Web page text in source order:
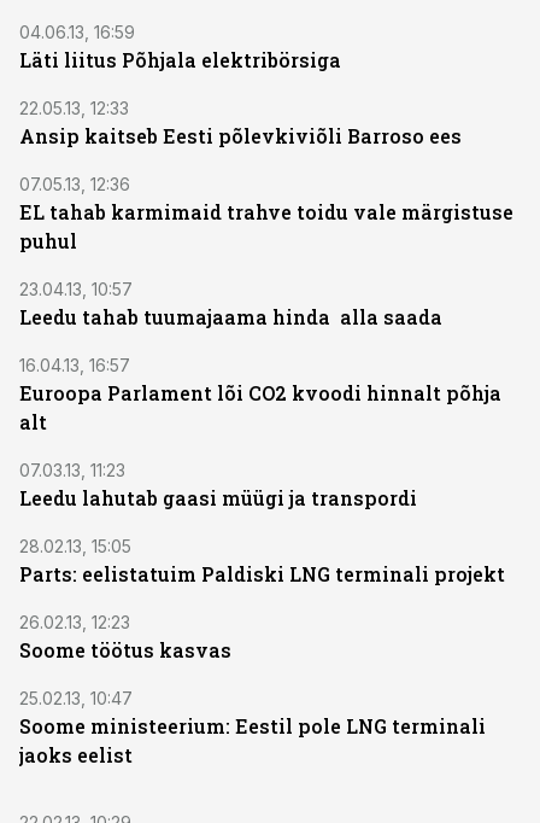
04.06.13, 16:59
Läti liitus Põhjala elektribörsiga
22.05.13, 12:33
Ansip kaitseb Eesti põlevkiviõli Barroso ees
07.05.13, 12:36
EL tahab karmimaid trahve toidu vale märgistuse
puhul
23.04.13, 10:57
Leedu tahab tuumajaama hinda alla saada
16.04.13, 16:57
Euroopa Parlament lõi CO2 kvoodi hinnalt põhja
alt
07.03.13, 11:23
Leedu lahutab gaasi müügi ja transpordi
28.02.13, 15:05
Parts: eelistatuim Paldiski LNG terminali projekt
26.02.13, 12:23
Soome töötus kasvas
25.02.13, 10:47
Soome ministeerium: Eestil pole LNG terminali
jaoks eelist